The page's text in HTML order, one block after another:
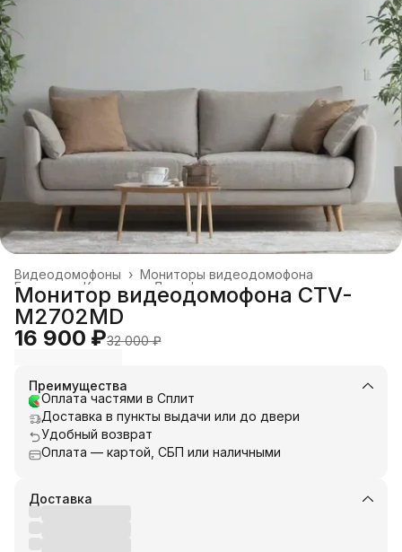
Мониторы видеодомофона
Видеодомофоны ›
Домофоны
Каталог
Главная
Монитор видеодомофона CTV-
M2702MD
16 900 ₽32 000 ₽
Преимущества
Оплата частями в Сплит
Доставка в пункты выдачи или до двери
Удобный возврат
Оплата — картой, СБП или наличными
Доставка